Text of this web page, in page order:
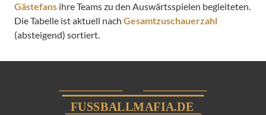
Gästefans ihre Teams zu den Auswärtsspielen begleiteten.
Die Tabelle ist aktuell nach Gesamtzuschauerzahl
(absteigend) sortiert.